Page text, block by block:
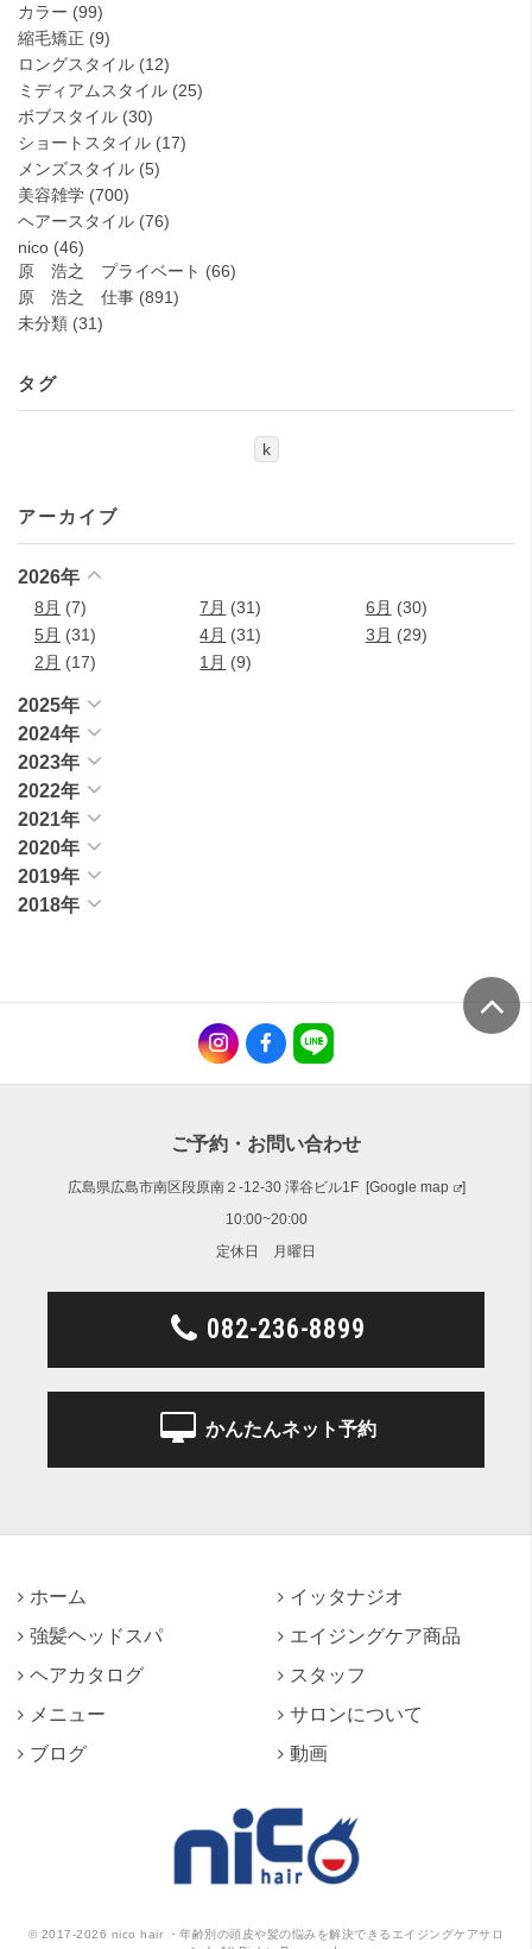
カラー (99)
縮毛矯正 (9)
ロングスタイル (12)
ミディアムスタイル (25)
ボブスタイル (30)
ショートスタイル (17)
メンズスタイル (5)
美容雑学 (700)
ヘアースタイル (76)
nico (46)
原 浩之 プライベート (66)
原 浩之 仕事 (891)
未分類 (31)
タグ
k
アーカイブ
2026年
8月 (7) 7月 (31) 6月 (30)
5月 (31) 4月 (31) 3月 (29)
2月 (17) 1月 (9)
2025年
2024年
2023年
2022年
2021年
2020年
2019年
2018年
ご予約・お問い合わせ
広島県広島市南区段原南２-12-30 澤谷ビル1F [Google map
]
10:00~20:00
定休日 月曜日
082-236-8899
かんたんネット予約
ホーム
イッタナジオ
強髪ヘッドスパ
エイジングケア商品
ヘアカタログ
スタッフ
メニュー
サロンについて
ブログ
動画
© 2017-2026 nico hair ・年齢別の頭皮や髪の悩みを解決できるエイジングケアサロ